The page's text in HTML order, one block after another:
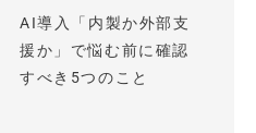
AI導入「内製か外部支
援か」で悩む前に確認
すべき5つのこと